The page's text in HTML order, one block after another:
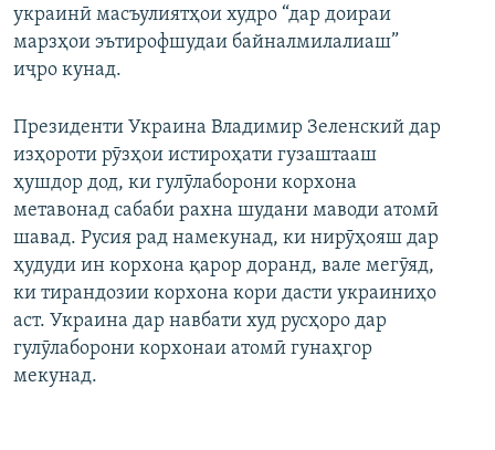
украинӣ масъулиятҳои худро “дар доираи
марзҳои эътирофшудаи байналмилалиаш”
иҷро кунад.
Президенти Украина Владимир Зеленский дар
изҳороти рӯзҳои истироҳати гузаштааш
ҳушдор дод, ки гулӯлаборони корхона
метавонад сабаби рахна шудани маводи атомӣ
шавад. Русия рад намекунад, ки нирӯҳояш дар
ҳудуди ин корхона қарор доранд, вале мегӯяд,
ки тирандозии корхона кори дасти украиниҳо
аст. Украина дар навбати худ русҳоро дар
гулӯлаборони корхонаи атомӣ гунаҳгор
мекунад.